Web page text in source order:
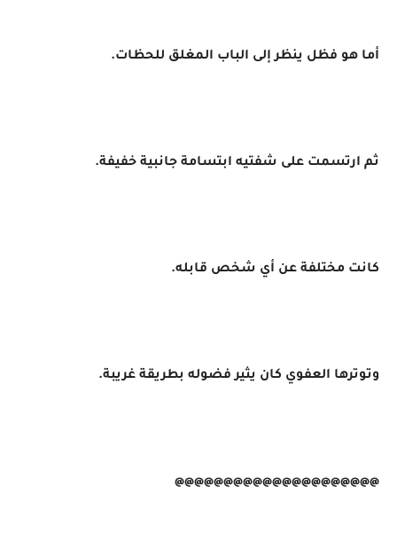
أما هو فظل ينظر إلى الباب المغلق للحظات.
ثم ارتسمت على شفتيه ابتسامة جانبية خفيفة.
كانت مختلفة عن أي شخص قابله.
وتوترها العفوي كان يثير فضوله بطريقة غريبة.
@@@@@@@@@@@@@@@@@@@@@